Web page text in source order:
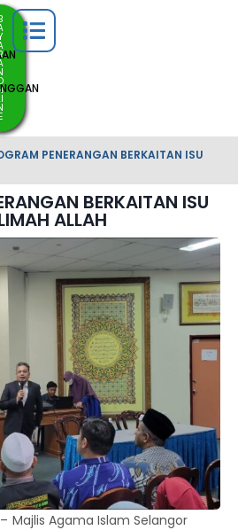
E
PENERANGAN BERKAITAN ISU
BERKAITAN ISU
ALLAH
– Majlis Agama Islam Selangor